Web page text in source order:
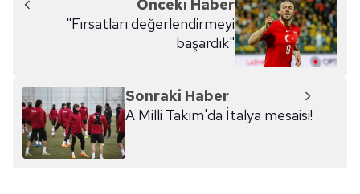
kullanılmaktadır. Diğer çerezler, sitemizin daha işlevsel
kılınması ve kişiselleştirilmesi ve sizlere yönelik
reklam/pazarlama faaliyetlerinin yapılması, amaçlarıyla
sınırlı olarak açık rızanız dahilinde kullanılacaktır.
Çerezlere ilişkin tercihlerinizi aşağıda yer alan panel
vasıtasıyla belirleyebilirsiniz. Çerezlere ilişkin detaylı bilgi
için Ayarlar butonuna tıklayabilir,
Önceki Haber
"Fırsatları değerlendirmeyi
başardık"
Sonraki Haber
A Milli Takım'da İtalya mesaisi!